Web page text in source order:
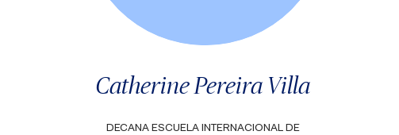
Catherine Pereira Villa
DECANA ESCUELA INTERNACIONAL DE